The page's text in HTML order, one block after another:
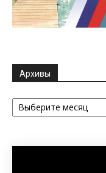
Архивы
Архивы